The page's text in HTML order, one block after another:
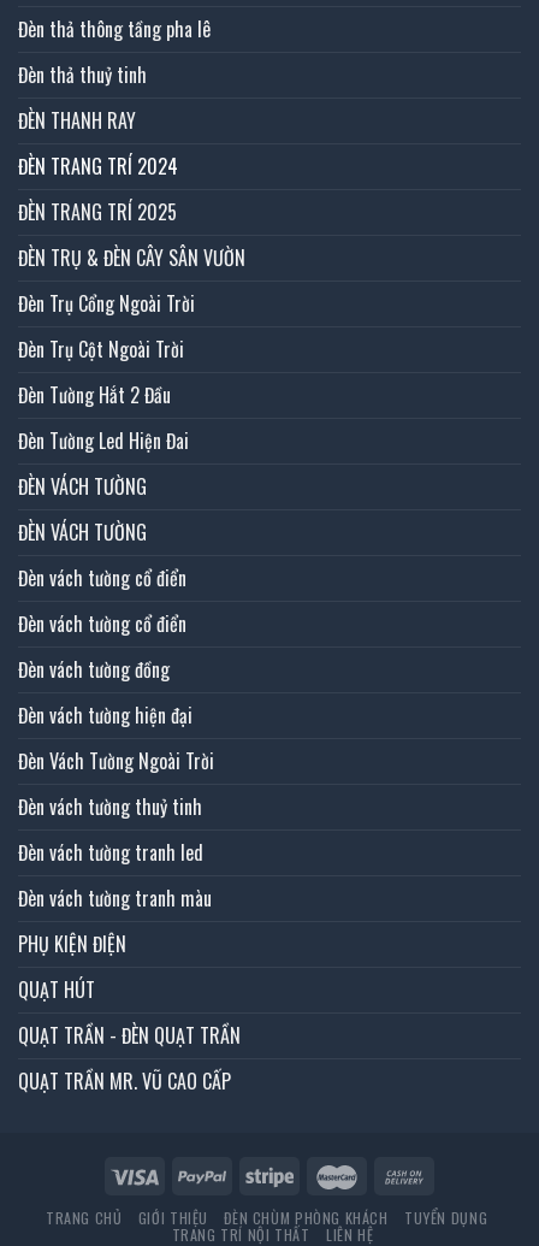
Đèn thả thông tầng pha lê
Đèn thả thuỷ tinh
ĐÈN THANH RAY
ĐÈN TRANG TRÍ 2024
ĐÈN TRANG TRÍ 2025
ĐÈN TRỤ & ĐÈN CÂY SÂN VƯỜN
Đèn Trụ Cổng Ngoài Trời
Đèn Trụ Cột Ngoài Trời
Đèn Tường Hắt 2 Đầu
Đèn Tường Led Hiện Đai
ĐÈN VÁCH TƯỜNG
ĐÈN VÁCH TƯỜNG
Đèn vách tường cổ điển
Đèn vách tường cổ điển
Đèn vách tường đồng
Đèn vách tường hiện đại
Đèn Vách Tường Ngoài Trời
Đèn vách tường thuỷ tinh
Đèn vách tường tranh led
Đèn vách tường tranh màu
PHỤ KIỆN ĐIỆN
QUẠT HÚT
QUẠT TRẦN - ĐÈN QUẠT TRẦN
QUẠT TRẦN MR. VŨ CAO CẤP
TRANG CHỦ GIỚI THIỆU ĐÈN CHÙM PHÒNG KHÁCH TUYỂN DỤNG
TRANG TRÍ NỘI THẤT LIÊN HỆ